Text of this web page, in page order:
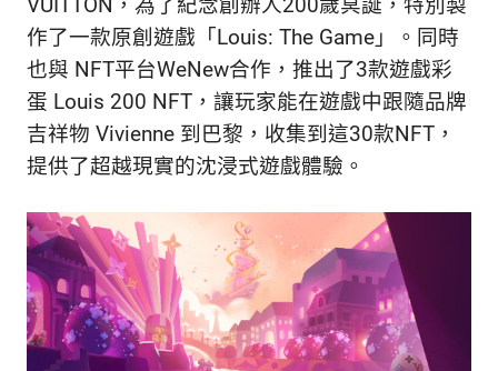
VUITTON，為了紀念創辦人200歲冥誕，特別製
作了一款原創遊戲「Louis: The Game」。同時
也與 NFT平台WeNew合作，推出了3款遊戲彩
蛋 Louis 200 NFT，讓玩家能在遊戲中跟隨品牌
吉祥物 Vivienne 到巴黎，收集到這30款NFT，
提供了超越現實的沈浸式遊戲體驗。